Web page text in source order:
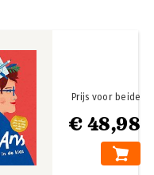
€ 48,98
Prijs voor beide